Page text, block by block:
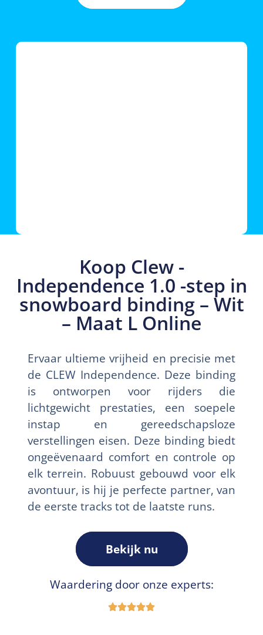
Koop Clew -
Independence 1.0 -step in
snowboard binding – Wit
– Maat L Online
Ervaar ultieme vrijheid en precisie met
de CLEW Independence. Deze binding
is ontworpen voor rijders die
lichtgewicht prestaties, een soepele
instap en gereedschapsloze
verstellingen eisen. Deze binding biedt
ongeëvenaard comfort en controle op
elk terrein. Robuust gebouwd voor elk
avontuur, is hij je perfecte partner, van
de eerste tracks tot de laatste runs.
Bekijk nu
Waardering door onze experts: